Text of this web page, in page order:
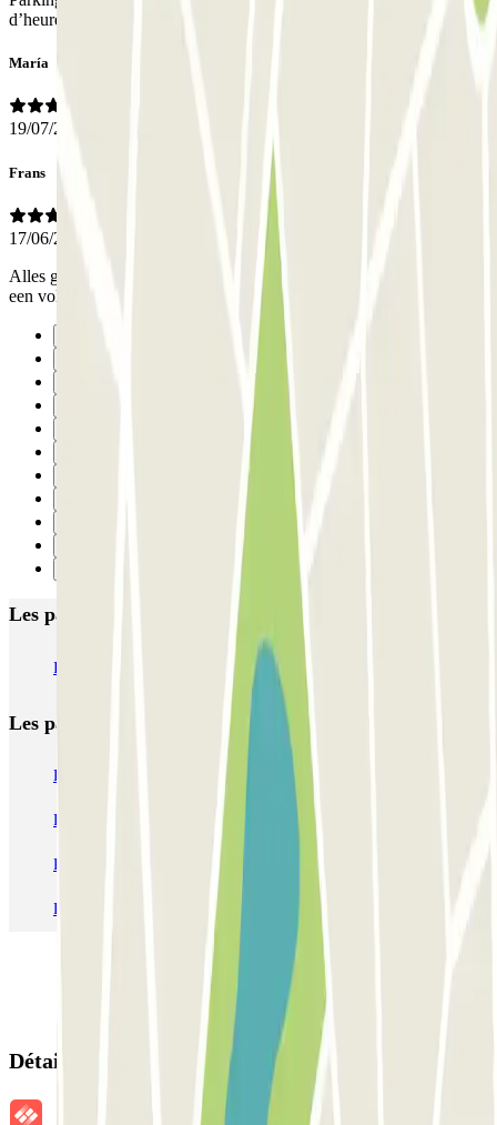
d’heure à pied de l’intra centre , idéal pour decouvrir Gand
María
19/07/2026
Frans
17/06/2026
Alles goed geregeld, zoals aangegeven in de app / mail. Graag tot
een volgende keer.
Les parkings les mieux notés à Gand
INDIGO Nieuwe Dokken
Les parkings les plus réservés
Parking Paris Parking Gare de Lyon Parking Gare Montparnasse
Parking Charles de Gaulle - Roissy Aeroport
Parking Aéroport Roland Garros La Réunion P4 Longue Durée
Parking Aéroport Barcelone Parking Aéroport Beauvais
Détails de la réservation